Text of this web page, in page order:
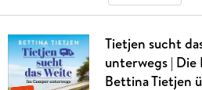
Tietjen sucht
unterwegs |
Bettina Tietjen